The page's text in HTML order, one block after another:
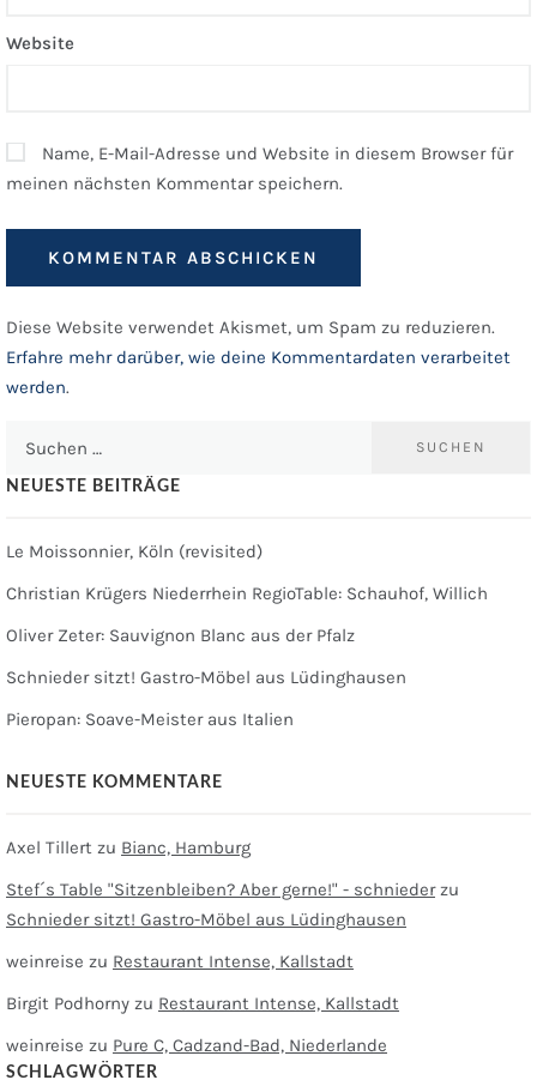
Website
Name, E-Mail-Adresse und Website in diesem Browser für
meinen nächsten Kommentar speichern.
Diese Website verwendet Akismet, um Spam zu reduzieren.
Erfahre mehr darüber, wie deine Kommentardaten verarbeitet
werden.
NEUESTE BEITRÄGE
Le Moissonnier, Köln (revisited)
Christian Krügers Niederrhein RegioTable: Schauhof, Willich
Oliver Zeter: Sauvignon Blanc aus der Pfalz
Schnieder sitzt! Gastro-Möbel aus Lüdinghausen
Pieropan: Soave-Meister aus Italien
NEUESTE KOMMENTARE
Axel Tillert zu Bianc, Hamburg
Stef´s Table "Sitzenbleiben? Aber gerne!" - schniederzu
Schnieder sitzt! Gastro-Möbel aus Lüdinghausen
weinreise zu Restaurant Intense, Kallstadt
Birgit Podhorny zu Restaurant Intense, Kallstadt
weinreise zu Pure C, Cadzand-Bad, Niederlande
SCHLAGWÖRTER